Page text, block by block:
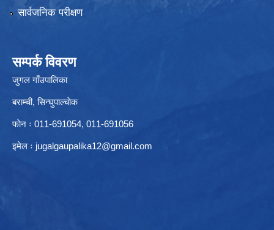
सार्वजनिक परीक्षण
सम्पर्क विवरण
जुगल गाँउपालिका
बराम्ची, सिन्घुपाल्चाेक
फाेन ः 011-691054, 011-691056
इमेल ः jugalgaupalika12@gmail.com